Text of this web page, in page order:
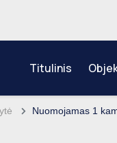
Titulinis
Nuomojamas 1